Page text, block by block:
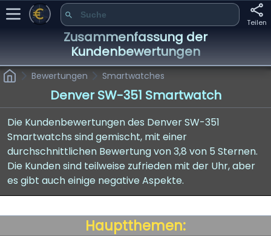
Teilen
Zusammenfassung der
Kundenbewertungen
Bewertungen Smartwatches
Denver SW-351 Smartwatch
Die Kundenbewertungen des Denver SW-351
Smartwatchs sind gemischt, mit einer
durchschnittlichen Bewertung von 3,8 von 5 Sternen.
Die Kunden sind teilweise zufrieden mit der Uhr, aber
es gibt auch einige negative Aspekte.
Hauptthemen: